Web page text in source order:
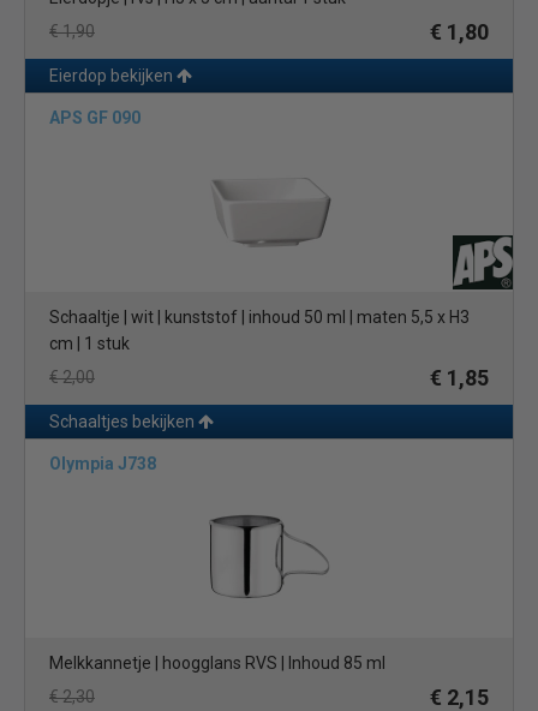
€ 1,90
€ 1,80
Eierdop bekijken
APS GF 090
Schaaltje | wit | kunststof | inhoud 50 ml | maten 5,5 x H3
cm | 1 stuk
€ 2,00
€ 1,85
Schaaltjes bekijken
Olympia J738
Melkkannetje | hoogglans RVS | Inhoud 85 ml
€ 2,30
€ 2,15